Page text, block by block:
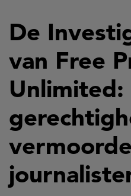
en
naar
de
inhoud
gaan
De
van Free
Unlimited:
vermoorde